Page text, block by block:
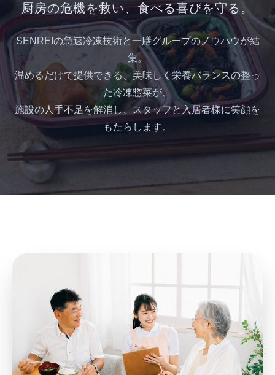
厨房の危機を救い、食べる喜びを守る。
SENREIの急速冷凍技術と一膳グループのノウハウが結
集。
温めるだけで提供できる、美味しく栄養バランスの整っ
た冷凍惣菜が、
施設の人手不足を解消し、スタッフと入居者様に笑顔を
もたらします。